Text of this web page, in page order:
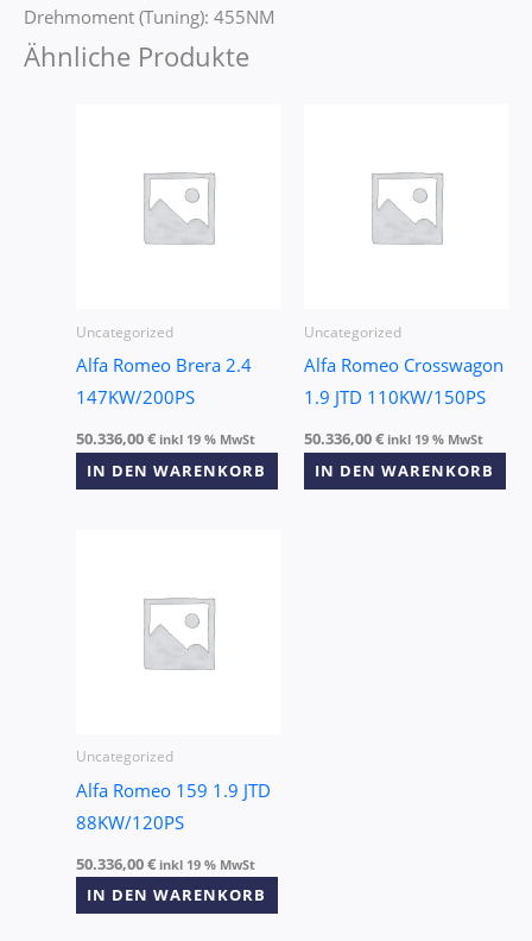
Drehmoment (Tuning): 455NM
Ähnliche Produkte
Uncategorized
Alfa Romeo Brera 2.4
147KW/200PS
50.336,00€ inkl 19 % MwSt
IN DEN WARENKORB
Uncategorized
Alfa Romeo Crosswagon
1.9 JTD 110KW/150PS
50.336,00€ inkl 19 % MwSt
IN DEN WARENKORB
Uncategorized
Alfa Romeo 159 1.9 JTD
88KW/120PS
50.336,00€ inkl 19 % MwSt
IN DEN WARENKORB